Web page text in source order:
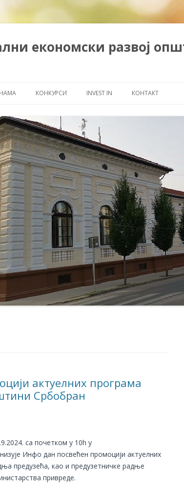
економски развој
КОНКУРСИ
ПРИВРЕДНА ДРУШТВА И ММСП
УДРУЖЕЊА
INVEST IN КОНТАКТ
актуелних програма
Србобран
са почетком у 10h у
Инфо дан посвећен промоцији актуелних
предузећа, као и предузетничке радње
привреде.